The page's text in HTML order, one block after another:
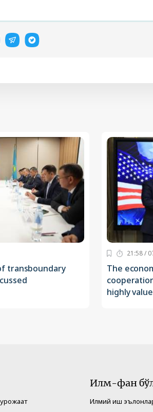
transboundary
21:58 /
The
highly
Илм-фан
Илмий иш